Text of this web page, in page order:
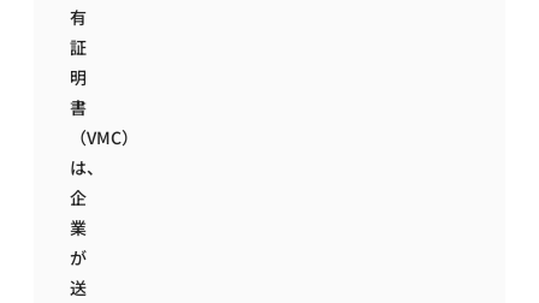
有
証
明
書
（VMC）
は、
企
業
が
送